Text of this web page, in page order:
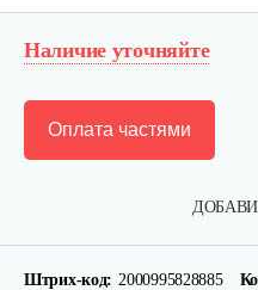
Наличие уточняйте
Оплата частями
Штрих-код: 2000995828885